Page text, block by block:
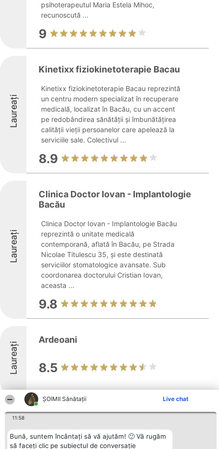
ŞOIMII Sănătații Live chat
11:58
Bună, suntem încântați să vă ajutăm! 🙂 Vă rugăm
să faceți clic pe subiectul de conversație
psihoterapeutul Maria Estela Mihoc,
recunoscută ...
9
Laureați
Kinetixx fiziokinetoterapie Bacau
Kinetixx fiziokinetoterapie Bacau reprezintă
un centru modern specializat în recuperare
medicală, localizat în Bacău, cu un accent
pe redobândirea sănătății și îmbunătățirea
calității vieții persoanelor care apelează la
serviciile sale. Colectivul ...
8.9
Laureați
Clinica Doctor Iovan - Implantologie
Bacău
Clinica Doctor Iovan - Implantologie Bacău
reprezintă o unitate medicală
contemporană, aflată în Bacău, pe Strada
Nicolae Titulescu 35, și este destinată
serviciilor stomatologice avansate. Sub
coordonarea doctorului Cristian Iovan,
aceasta ...
9.8
Laureați
Ardeoani
8.5
HULUBEI M. ELENA-IOLANDA
Cabinetul medical HULUBEI M. ELENA-
IOLANDA, localizat în localitatea Zemeș din